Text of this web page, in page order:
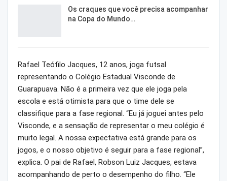
Os craques que você precisa acompanhar
na Copa do Mundo…
Rafael Teófilo Jacques, 12 anos, joga futsal
representando o Colégio Estadual Visconde de
Guarapuava. Não é a primeira vez que ele joga pela
escola e está otimista para que o time dele se
classifique para a fase regional. “Eu já joguei antes pelo
Visconde, e a sensação de representar o meu colégio é
muito legal. A nossa expectativa está grande para os
jogos, e o nosso objetivo é seguir para a fase regional”,
explica. O pai de Rafael, Robson Luiz Jacques, estava
acompanhando de perto o desempenho do filho. “Ele